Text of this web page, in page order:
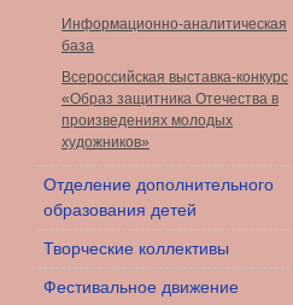
Информационно-аналитическая
база
Всероссийская выставка-конкурс
«Образ защитника Отечества в
произведениях молодых
художников»
Отделение дополнительного
образования детей
Творческие коллективы
Фестивальное движение